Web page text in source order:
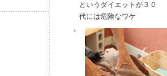
というダイエットが３０
代には危険なワケ